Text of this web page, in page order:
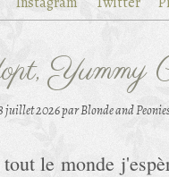
Yummy
juillet 2026par Blonde and
le monde